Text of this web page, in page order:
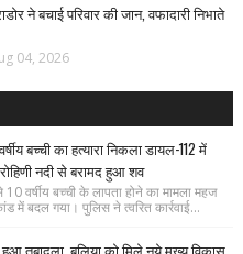
ने बचाई परिवार की जान, वफादारी निभाते
04, 2026
बच्ची का हत्यारा निकला डायल-112 में
नदी से बरामद हुआ शव
वर्षीय बच्ची के लापता होने का मामला महज
बदल गया। पुलिस ने त्वरित कार्रवाई...
तबादला, बलिया को मिले नये मुख्य विकास